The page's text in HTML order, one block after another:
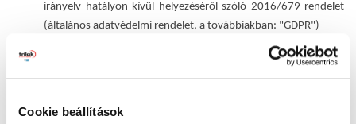
Cookie beállítások
irányelv hatályon kívül helyezéséről szóló 2016/679 rendelet
(általános adatvédelmi rendelet, a továbbiakban: "GDPR")
az információs önrendelkezési jogról és az
információszabadságról szóló 2011. évi CXII. törvény–